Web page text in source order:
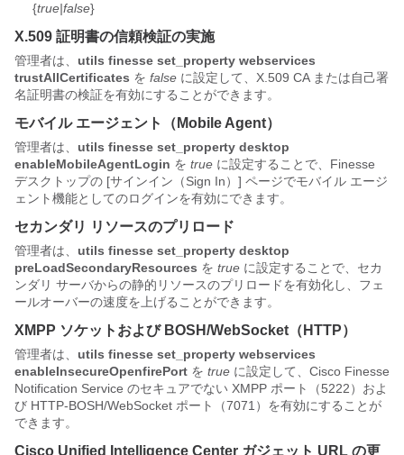
{true|false}
X.509 証明書の信頼検証の実施
管理者は、 utils finesse set_property webservices
trustAllCertificates を false に設定して、X.509 CA または自己署
名証明書の検証を有効にすることができます。
モバイル エージェント（Mobile Agent）
管理者は、 utils finesse set_property desktop
enableMobileAgentLogin を true に設定することで、Finesse
デスクトップの [サインイン（Sign In）] ページでモバイル エージ
ェント機能としてのログインを有効にできます。
セカンダリ リソースのプリロード
管理者は、 utils finesse set_property desktop
preLoadSecondaryResources を true に設定することで、セカ
ンダリ サーバからの静的リソースのプリロードを有効化し、フェ
ールオーバーの速度を上げることができます。
XMPP ソケットおよび BOSH/WebSocket（HTTP）
管理者は、 utils finesse set_property webservices
enableInsecureOpenfirePort を true に設定して、Cisco Finesse
Notification Service のセキュアでない XMPP ポート（5222）およ
び HTTP-BOSH/WebSocket ポート（7071）を有効にすることが
できます。
Cisco Unified Intelligence Center ガジェット URL の更